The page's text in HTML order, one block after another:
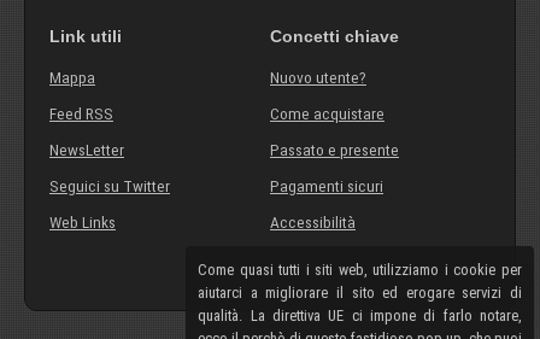
Come quasi tutti i siti web, utilizziamo i cookie per
aiutarci a migliorare il sito ed erogare servizi di
qualità. La direttiva UE ci impone di farlo notare,
Link utili
Mappa
Feed RSS
NewsLetter
Seguici su Twitter
Web Links
Concetti chiave
Nuovo utente?
Come acquistare
Passato e presente
Pagamenti sicuri
Accessibilità